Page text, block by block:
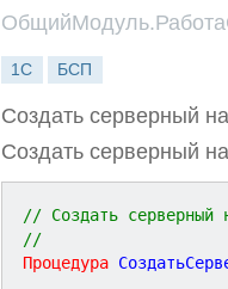
1С БСП
Создать серверный
Создать серверный
// Создать серверный
//
Процедура